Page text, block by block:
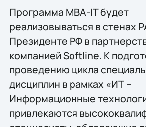
Программа MBA-IT будет
реализовываться в стенах
Президенте РФ в
компанией Softline. К
проведению цикла
дисциплин в рамках «ИТ –
Информационные
привлекаются